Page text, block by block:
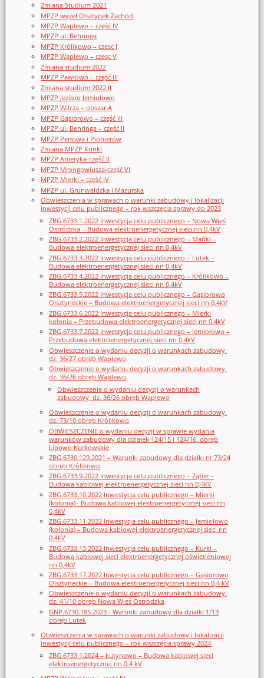
Zmiana Studium 2021
MPZP węzeł Olsztynek Zachód
MPZP Waplewo – część IV
MPZP ul. Behringa
MPZP Królikowo – czesc I
MPZP Waplewo – czesc V
Zmiana studium 2022
MPZP Pawłowo – część III
Zmiana studium 2022 II
MPZP jezioro Jemiołowo
MPZP Wilcza – obszar A
MPZP Gąsiorowo – część III
MPZP ul. Behringa – część II
MPZP Perłowa i Pionierów
Zmiana MPZP Kunki
MPZP Ameryka-część II
MPZP Mrongowiusza-część VI
MPZP Mierki – część IV
MPZP ul. Grunwaldzka i Mazurska
Obwieszczenia w sprawach o warunki zabudowy i lokalizacji
inwestycji celu publicznego – rok wszczęcia sprawy do 2023
ZBG.6733.1.2022 Inwestycja celu publicznego – Nowa Wieś
Ostródzka – Budowa elektroenergetycznej sieci nn 0,4kV
ZBG.6733.2.2022 Inwestycja celu publicznego – Mańki –
Budowa elektroenergetycznej sieci nn 0,4kV
ZBG.6733.3.2022 Inwestycja celu publicznego – Lutek –
Budowa elektroenergetycznej sieci nn 0,4kV
ZBG.6733.4.2022 Inwestycja celu publicznego – Królikowo –
Budowa elektroenergetycznej sieci nn 0,4kV
ZBG.6733.5.2022 Inwestycja celu publicznego – Gąsiorowo
Olsztyneckie – Budowa elektroenergetycznej sieci nn 0,4kV
ZBG.6733.6.2022 Inwestycja celu publicznego – Mierki
kolonia – Przebudowa elektroenergetycznej sieci nn 0,4kV
ZBG.6733.7.2022 Inwestycja celu publicznego – Jemiołowo –
Przebudowa elektroenergetycznej sieci nn 0,4kV
Obwieszczenie o wydaniu decyzji o warunkach zabudowy,
dz. 36/27 obręb Waplewo
Obwieszczenie o wydaniu decyzji o warunkach zabudowy,
dz. 36/26 obręb Waplewo
Obwieszczenie o wydaniu decyzji o warunkach
zabudowy, dz. 36/26 obręb Waplewo
Obwieszczenie o wydaniu decyzji o warunkach zabudowy,
dz. 73/10 obręb Królikowo
OBWIESZCZENIE o wydaniu decyzji w sprawie wydania
warunków zabudowy dla działek 124/15 i 124/16, obręb
Lipowo Kurkowskie
ZBG.6730.129.2021 – Warunki zabudowy dla działki nr 73/24
obręb Królikowo
ZBG.6733.9.2022 Inwestycja celu publicznego – Ząbie –
Budowa kablowej elektroenergetycznej sieci nn 0,4kV
ZBG.6733.10.2022 Inwestycja celu publicznego – Mierki
(kolonia)– Budowa kablowej elektroenergetycznej sieci nn
0,4kV
ZBG.6733.11.2022 Inwestycja celu publicznego – Jemiołowo
(kolonia) – Budowa kablowej elektroenergetycznej sieci nn
0,4kV
ZBG.6733.13.2022 Inwestycja celu publicznego – Kurki –
Budowa kablowej sieci elektroenergetycznej oświetleniowej
nn 0,4kV
ZBG.6733.17.2022 Inwestycja celu publicznego – Gąsiorowo
Olsztyneckie – Budowa elektroenergetycznej sieci nn 0,4 kV
Obwieszczenie o wydaniu decyzji o warunkach zabudowy,
dz. 41/10 obręb Nowa Wieś Ostródzka
GNP.6730.185.2023 - Warunki zabudowy dla działki 1/13
obręb Lutek
Obwieszczenia w sprawach o warunki zabudowy i lokalizacji
inwestycji celu publicznego – rok wszczęcia sprawy 2024
ZBG.6733.1.2024 – Łutynowo – Budowa kablowej sieci
elektroenergetycznej nn 0,4 kV